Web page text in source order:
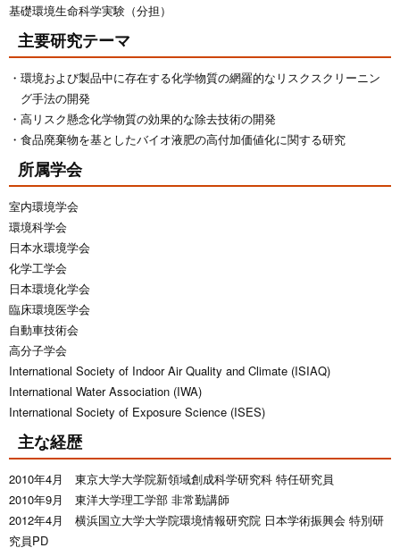
基礎環境生命科学実験（分担）
主要研究テーマ
環境および製品中に存在する化学物質の網羅的なリスクスクリーニン
グ手法の開発
高リスク懸念化学物質の効果的な除去技術の開発
食品廃棄物を基としたバイオ液肥の高付加価値化に関する研究
所属学会
室内環境学会
環境科学会
日本水環境学会
化学工学会
日本環境化学会
臨床環境医学会
自動車技術会
高分子学会
International Society of Indoor Air Quality and Climate (ISIAQ)
International Water Association (IWA)
International Society of Exposure Science (ISES)
主な経歴
2010年4月 東京大学大学院新領域創成科学研究科 特任研究員
2010年9月 東洋大学理工学部 非常勤講師
2012年4月 横浜国立大学大学院環境情報研究院 日本学術振興会 特別研
究員PD